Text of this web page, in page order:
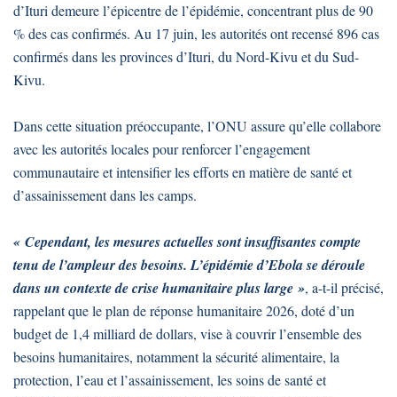
d’Ituri demeure l’épicentre de l’épidémie, concentrant plus de 90
% des cas confirmés. Au 17 juin, les autorités ont recensé 896 cas
confirmés dans les provinces d’Ituri, du Nord-Kivu et du Sud-
Kivu.
Dans cette situation préoccupante, l’ONU assure qu’elle collabore
avec les autorités locales pour renforcer l’engagement
communautaire et intensifier les efforts en matière de santé et
d’assainissement dans les camps.
« Cependant, les mesures actuelles sont insuffisantes compte
tenu de l’ampleur des besoins. L’épidémie d’Ebola se déroule
dans un contexte de crise humanitaire plus large », a-t-il précisé,
rappelant que le plan de réponse humanitaire 2026, doté d’un
budget de 1,4 milliard de dollars, vise à couvrir l’ensemble des
besoins humanitaires, notamment la sécurité alimentaire, la
protection, l’eau et l’assainissement, les soins de santé et